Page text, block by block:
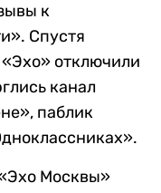
к
Спустя
«Эхо» отключили
канал
паблик
Москвы»